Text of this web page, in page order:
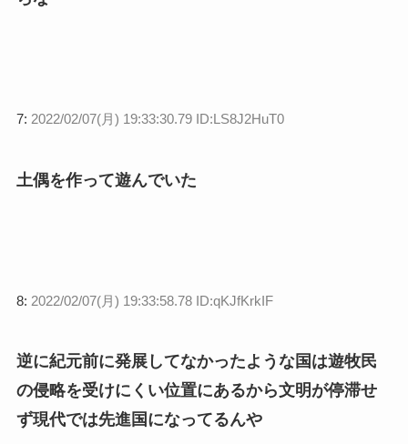
7: 2022/02/07(月) 19:33:30.79 ID:LS8J2HuT0
土偶を作って遊んでいた
8: 2022/02/07(月) 19:33:58.78 ID:qKJfKrkIF
逆に紀元前に発展してなかったような国は遊牧民
の侵略を受けにくい位置にあるから文明が停滞せ
ず現代では先進国になってるんや